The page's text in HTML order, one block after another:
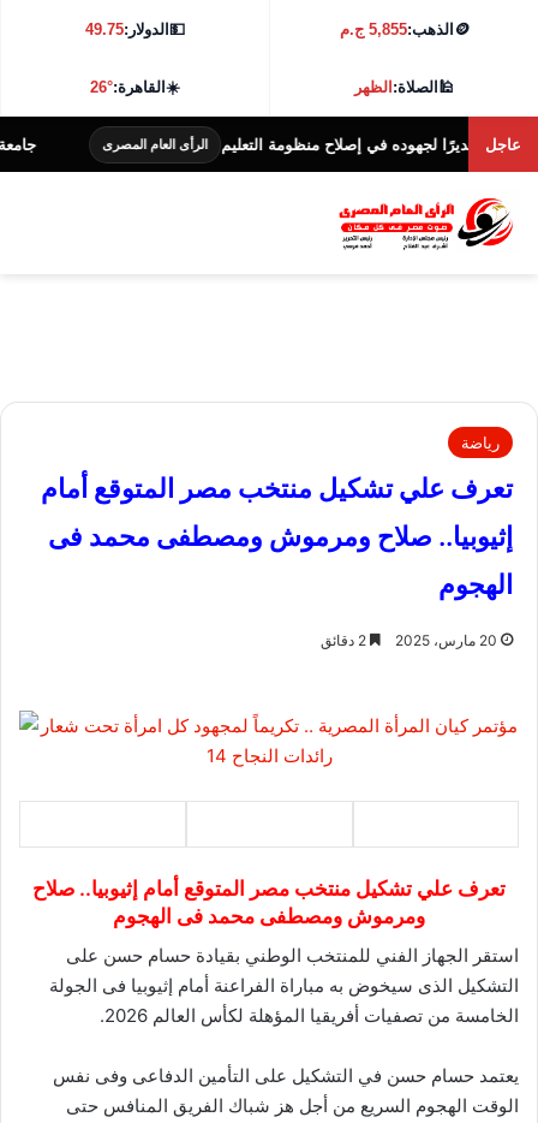
🪙 الذهب:5,855 ج.م 💵الدولار:49.75
🕌الصلاة:الظهر ☀️القاهرة:26°
عاجللجهوده في إصلاح منظومة التعليم الرأى العام المصرى جامعة كفر الشيخ
رياضة
تعرف علي تشكيل منتخب مصر المتوقع أمام
إثيوبيا.. صلاح ومرموش ومصطفى محمد فى
الهجوم
20 مارس، 2025
تعرف علي تشكيل منتخب مصر المتوقع أمام إثيوبيا.. صلاح
ومرموش ومصطفى محمد فى الهجوم
استقر الجهاز الفني للمنتخب الوطني بقيادة حسام حسن على
التشكيل الذى سيخوض به مباراة الفراعنة أمام إثيوبيا فى الجولة
الخامسة من تصفيات أفريقيا المؤهلة لكأس العالم 2026.
يعتمد حسام حسن في التشكيل على التأمين الدفاعى وفى نفس
الوقت الهجوم السريع من أجل هز شباك الفريق المنافس حتى